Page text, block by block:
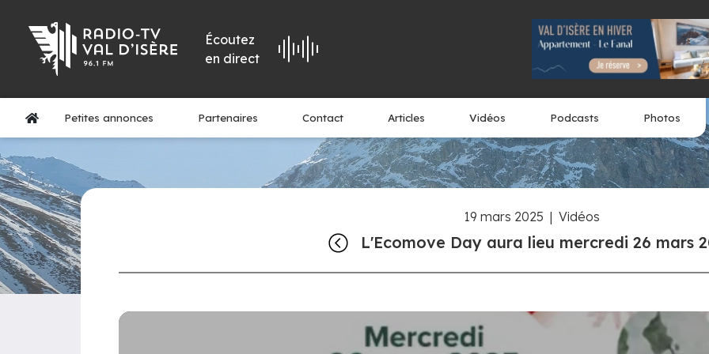
Écoutez
en direct
Petites annonces Partenaires Contact Articles Vidéos Podcasts Photos
19 mars 2025 | Vidéos
L'Ecomove Day aura lieu mercredi 26 mars